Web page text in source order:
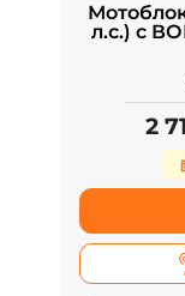
л.с.) с
2